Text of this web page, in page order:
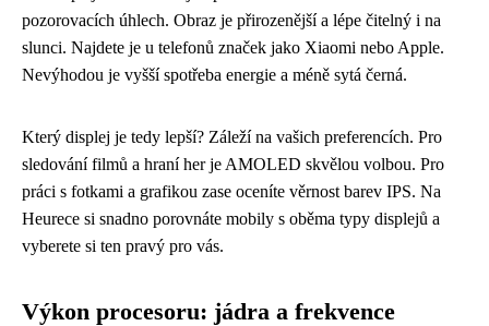
pozorovacích úhlech. Obraz je přirozenější a lépe čitelný i na
slunci. Najdete je u telefonů značek jako Xiaomi nebo Apple.
Nevýhodou je vyšší spotřeba energie a méně sytá černá.
Který displej je tedy lepší? Záleží na vašich preferencích. Pro
sledování filmů a hraní her je AMOLED skvělou volbou. Pro
práci s fotkami a grafikou zase oceníte věrnost barev IPS. Na
Heurece si snadno porovnáte mobily s oběma typy displejů a
vyberete si ten pravý pro vás.
Výkon procesoru: jádra a frekvence